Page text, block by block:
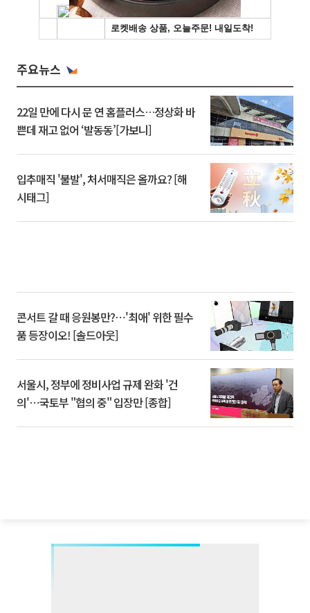
주요뉴스
22일 만에 다시 문 연 홈플러스…정상화 바
쁜데 재고 없어 ‘발동동’[가보니]
입추매직 '불발', 처서매직은 올까요? [해
시태그]
콘서트 갈 때 응원봉만?⋯'최애' 위한 필수
품 등장이오! [솔드아웃]
서울시, 정부에 정비사업 규제 완화 '건
의'⋯국토부 "협의 중" 입장만 [종합]